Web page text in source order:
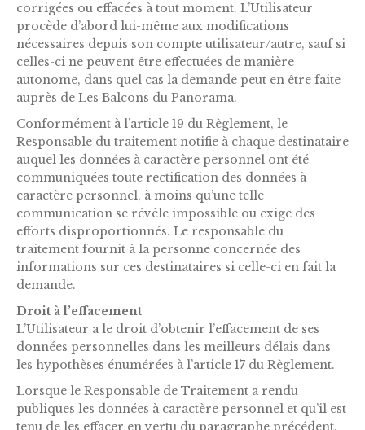
corrigées ou effacées à tout moment. L’Utilisateur
procède d’abord lui-même aux modifications
nécessaires depuis son compte utilisateur/autre, sauf si
celles-ci ne peuvent être effectuées de manière
autonome, dans quel cas la demande peut en être faite
auprès de Les Balcons du Panorama.
Conformément à l’article 19 du Règlement, le
Responsable du traitement notifie à chaque destinataire
auquel les données à caractère personnel ont été
communiquées toute rectification des données à
caractère personnel, à moins qu’une telle
communication se révèle impossible ou exige des
efforts disproportionnés. Le responsable du
traitement fournit à la personne concernée des
informations sur ces destinataires si celle-ci en fait la
demande.
Droit à l’effacement
L’Utilisateur a le droit d’obtenir l’effacement de ses
données personnelles dans les meilleurs délais dans
les hypothèses énumérées à l’article 17 du Règlement.
Lorsque le Responsable de Traitement a rendu
publiques les données à caractère personnel et qu’il est
tenu de les effacer en vertu du paragraphe précédent,